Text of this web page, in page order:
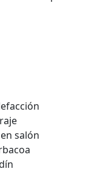
del sol y
baño y por
donde
Navarro, perfecta
lugar
salón